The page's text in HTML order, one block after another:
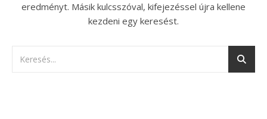
eredményt. Másik kulcsszóval, kifejezéssel újra kellene
kezdeni egy keresést.